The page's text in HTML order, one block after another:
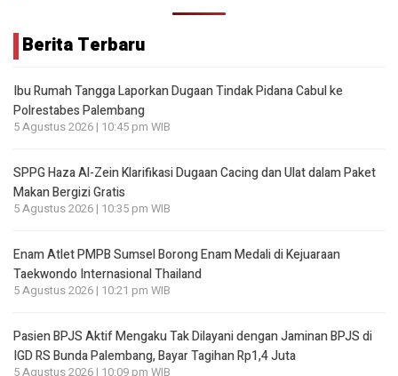
Berita Terbaru
Ibu Rumah Tangga Laporkan Dugaan Tindak Pidana Cabul ke
Polrestabes Palembang
5 Agustus 2026 | 10:45 pm WIB
SPPG Haza Al-Zein Klarifikasi Dugaan Cacing dan Ulat dalam Paket
Makan Bergizi Gratis
5 Agustus 2026 | 10:35 pm WIB
Enam Atlet PMPB Sumsel Borong Enam Medali di Kejuaraan
Taekwondo Internasional Thailand
5 Agustus 2026 | 10:21 pm WIB
Pasien BPJS Aktif Mengaku Tak Dilayani dengan Jaminan BPJS di
IGD RS Bunda Palembang, Bayar Tagihan Rp1,4 Juta
5 Agustus 2026 | 10:09 pm WIB